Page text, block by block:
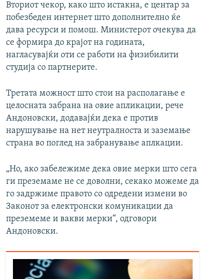
Вториот чекор, како што истакна, е центар за
побезбеден интернет што дополнително ќе
дава ресурси и помош. Министерот очекува да
се формира до крајот на годината,
нагласувајќи оти се работи на физибилити
студија со партнерите.
Третата можност што стои на располагање е
целосната забрана на овие апликации, рече
Андоновски, додавајќи дека е против
нарушување на нет неутралноста и заземање
страна во поглед на забранување аплкации.
„Но, ако забележиме дека овие мерки што сега
ги преземаме не се доволни, секако можеме да
го задржиме правото со одредени измени во
Законот за електронски комуникации да
преземеме и вакви мерки“, одговори
Андоновски.